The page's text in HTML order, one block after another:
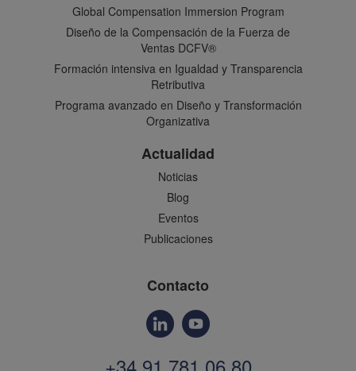
Global Compensation Immersion Program
Diseño de la Compensación de la Fuerza de
Ventas DCFV®
Formación intensiva en Igualdad y Transparencia
Retributiva
Programa avanzado en Diseño y Transformación
Organizativa
Actualidad
Noticias
Blog
Eventos
Publicaciones
Contacto